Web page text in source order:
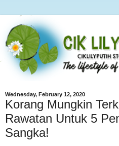
Wednesday, February 12, 2020
Korang Mungkin
Rawatan Untuk 5
Sangka!